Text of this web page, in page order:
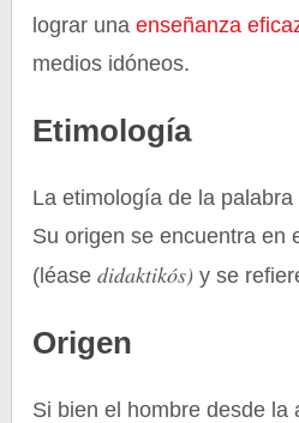
lograr unaenseñanza
medios idóneos.
Etimología
La etimología de la
Su origen se encuentra en
(léase didaktikós) y se
Origen
Si bien el hombre desde la